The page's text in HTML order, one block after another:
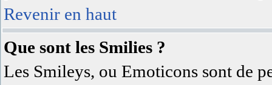
Revenir en haut
Que sont les Smilies ?
Les Smileys, ou Emoticons sont de